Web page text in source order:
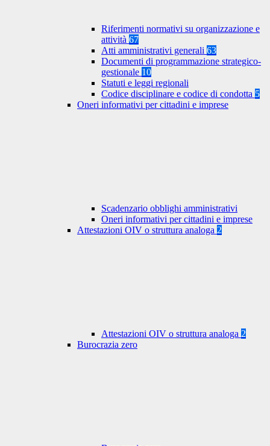
Riferimenti normativi su organizzazione e
attività 67
Atti amministrativi generali 63
Documenti di programmazione strategico-
gestionale 10
Statuti e leggi regionali
Codice disciplinare e codice di condotta 5
Oneri informativi per cittadini e imprese
Scadenzario obblighi amministrativi
Oneri informativi per cittadini e imprese
Attestazioni OIV o struttura analoga 2
Attestazioni OIV o struttura analoga 2
Burocrazia zero